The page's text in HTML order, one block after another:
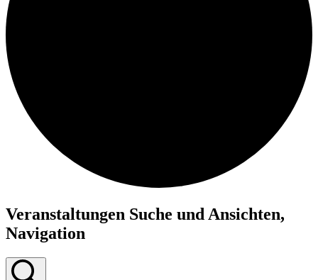
Veranstaltungen Suche und Ansichten,
Navigation